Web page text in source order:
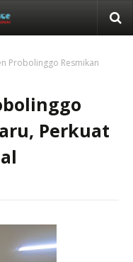
Probolinggo Resmikan
Perkuat